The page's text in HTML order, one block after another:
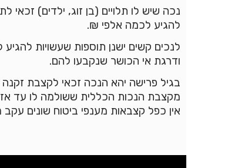
נכה שיש לו תלויים (בן זוג, ילדים)
להגיע לכמה אלפי ₪.
לנכים קשים ישנן תוספות שעשויות
ודרגת אי הכושר שנקבעו להם.
בגיל פרישה יהא הנכה זכאי לקצבת
מקצבת הנכות הכללית ששולמה לו עד
אין כפל קצבאות מענפי ביטוח שונים